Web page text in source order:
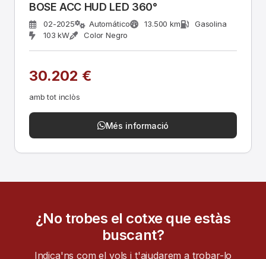
BOSE ACC HUD LED 360°
02-2025 Automático 13.500 km
Gasolina
103 kW
Color Negro
30.202 €
amb tot inclòs
Més informació
¿No trobes el cotxe que estàs
buscant?
Indica'ns com el vols i t'ajudarem a trobar-lo